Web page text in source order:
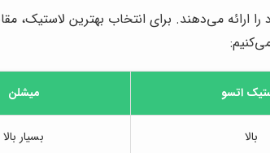
ارائه می‌دهند. برای انتخاب بهترین لاستیک،
اتسو میشلن
بالا بسیار بالا